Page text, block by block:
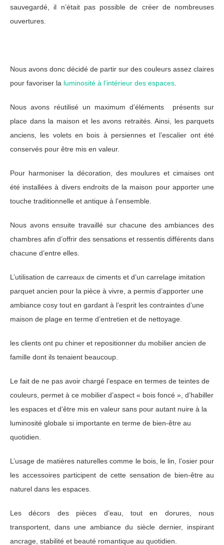
sauvegardé, il n’était pas possible de créer de nombreuses
ouvertures.
Nous avons donc décidé de partir sur des couleurs assez claires
pour favoriser la luminosité à l’intérieur des espaces
Nous avons réutilisé un maximum d’éléments présents sur
place dans la maison et les avons retraités. Ainsi, les parquets
anciens, les volets en bois à persiennes et l’escalier ont été
conservés pour être mis en valeur.
Pour harmoniser la décoration, des moulures et cimaises ont
été installées à divers endroits de la maison pour apporter une
touche traditionnelle et antique à l’ensemble.
Nous avons ensuite travaillé sur chacune des ambiances des
chambres afin d’offrir des sensations et ressentis différents dans
chacune d’entre elles.
L’utilisation de carreaux de ciments et d’un carrelage imitation
parquet ancien pour la pièce à vivre, a permis d’apporter une
ambiance cosy tout en gardant à l’esprit les contraintes d’une
maison de plage en terme d’entretien et de nettoyage.
les clients ont pu chiner et repositionner du mobilier ancien de
famille dont ils tenaient beaucoup.
Le fait de ne pas avoir chargé l’espace en termes de teintes de
couleurs, permet à ce mobilier d’aspect « bois foncé », d’habiller
les espaces et d’être mis en valeur sans pour autant nuire à la
luminosité globale si importante en terme de bien-être au
quotidien.
L’usage de matières naturelles comme le bois, le lin, l’osier pour
les accessoires participent de cette sensation de bien-être au
naturel dans les espaces.
Les décors des pièces d’eau, tout en dorures, nous
transportent, dans une ambiance du siècle dernier, inspirant
ancrage, stabilité et beauté romantique au quotidien.